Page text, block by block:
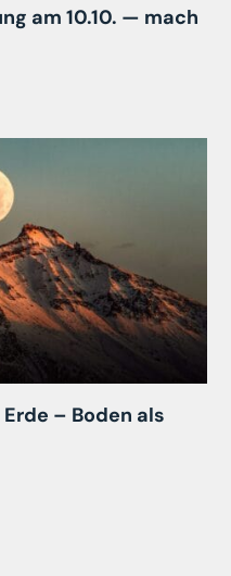
am 10.10. — mach
– Boden als